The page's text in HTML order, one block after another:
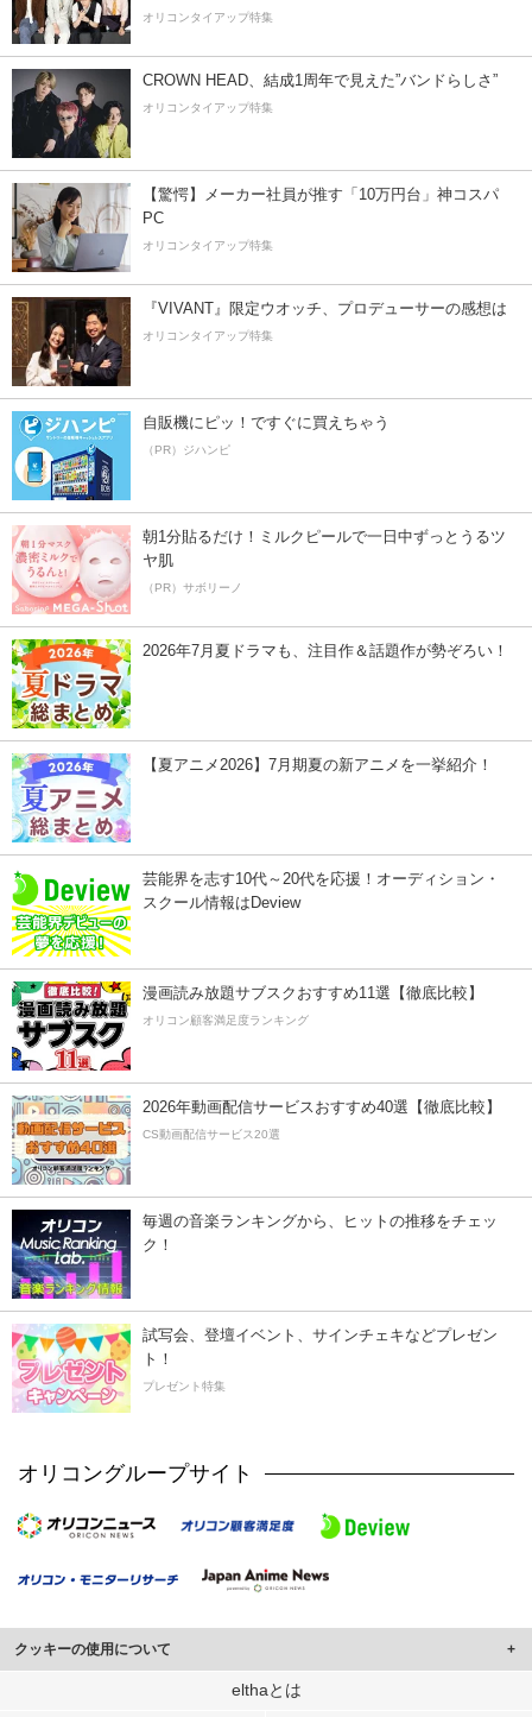
オリコンタイアップ特集
CROWN HEAD、結成1周年で見えた”バンドらしさ”
オリコンタイアップ特集
【驚愕】メーカー社員が推す「10万円台」神コスパ
PC
オリコンタイアップ特集
『VIVANT』限定ウオッチ、プロデューサーの感想は
オリコンタイアップ特集
自販機にピッ！ですぐに買えちゃう
（PR）ジハンピ
朝1分貼るだけ！ミルクピールで一日中ずっとうるツ
ヤ肌
（PR）サボリーノ
2026年7月夏ドラマも、注目作＆話題作が勢ぞろい！
【夏アニメ2026】7月期夏の新アニメを一挙紹介！
芸能界を志す10代～20代を応援！オーディション・
スクール情報はDeview
漫画読み放題サブスクおすすめ11選【徹底比較】
オリコン顧客満足度ランキング
2026年動画配信サービスおすすめ40選【徹底比較】
CS動画配信サービス20選
毎週の音楽ランキングから、ヒットの推移をチェッ
ク！
試写会、登壇イベント、サインチェキなどプレゼン
ト！
プレゼント特集
オリコングループサイト
クッキーの使用について
このサイトでは Cookie を使用して、ユーザーに合わせたコンテンツや広告の
elthaとは